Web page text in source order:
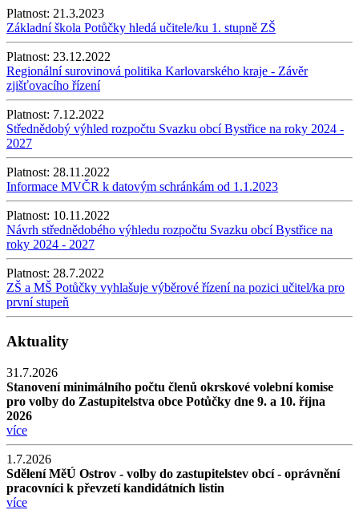
Platnost: 21.3.2023
Základní škola Potůčky hledá učitele/ku 1. stupně ZŠ
Platnost: 23.12.2022
Regionální surovinová politika Karlovarského kraje - Závěr
zjišťovacího řízení
Platnost: 7.12.2022
Střednědobý výhled rozpočtu Svazku obcí Bystřice na roky 2024 -
2027
Platnost: 28.11.2022
Informace MVČR k datovým schránkám od 1.1.2023
Platnost: 10.11.2022
Návrh střednědobého výhledu rozpočtu Svazku obcí Bystřice na
roky 2024 - 2027
Platnost: 28.7.2022
ZŠ a MŠ Potůčky vyhlašuje výběrové řízení na pozici učitel/ka pro
první stupeň
Aktuality
31.7.2026
Stanovení minimálního počtu členů okrskové volební komise
pro volby do Zastupitelstva obce Potůčky dne 9. a 10. října
2026
více
1.7.2026
Sdělení MěÚ Ostrov - volby do zastupitelstev obcí - oprávnění
pracovníci k převzetí kandidátních listin
více